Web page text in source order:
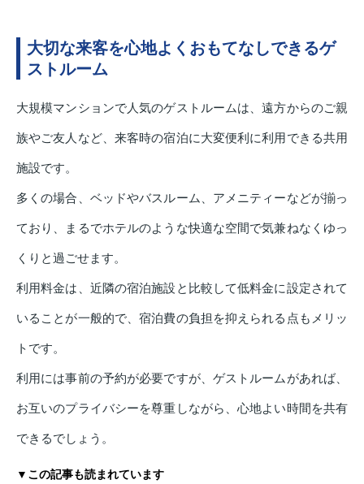
大切な来客を心地よくおもてなしできるゲ
ストルーム
大規模マンションで人気のゲストルームは、遠方からのご親
族やご友人など、来客時の宿泊に大変便利に利用できる共用
施設です。
多くの場合、ベッドやバスルーム、アメニティーなどが揃っ
ており、まるでホテルのような快適な空間で気兼ねなくゆっ
くりと過ごせます。
利用料金は、近隣の宿泊施設と比較して低料金に設定されて
いることが一般的で、宿泊費の負担を抑えられる点もメリッ
トです。
利用には事前の予約が必要ですが、ゲストルームがあれば、
お互いのプライバシーを尊重しながら、心地よい時間を共有
できるでしょう。
▼この記事も読まれています